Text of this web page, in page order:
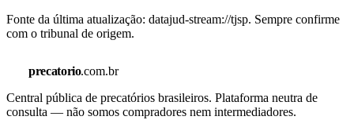
Fonte da última atualização: datajud-stream://tjsp. Sempre confirme
com o tribunal de origem.
precatorio.com.br
Central pública de precatórios brasileiros. Plataforma neutra de
consulta — não somos compradores nem intermediadores.